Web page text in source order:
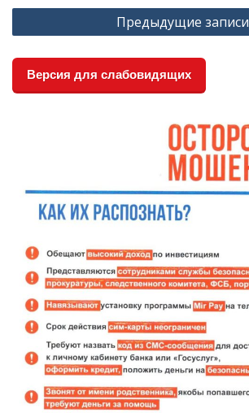
Навигация
по
записям
Предыдущие записи
Версия для слабовидящих